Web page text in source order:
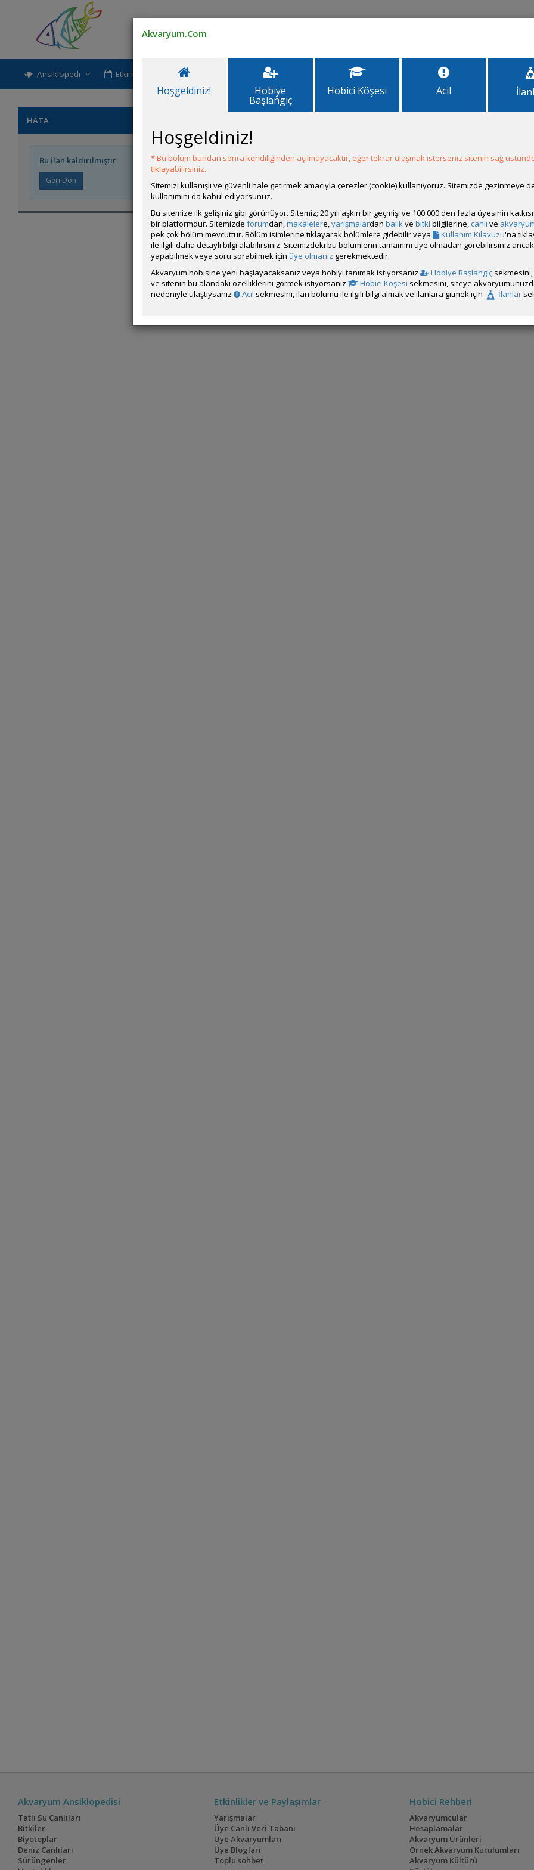
Ansiklopedi Etkinlik-Paylaşım İlanlar Forum
HATA
Bu ilan kaldırılmıştır.
Akvaryum Ansiklopedisi
Tatlı Su Canlıları
Bitkiler
Biyotoplar
Deniz Canlıları
Sürüngenler
Etkinlikler ve Paylaşımlar
Yarışmalar
Üye Canlı Veri Tabanı
Üye Akvaryumları
Üye Blogları
Toplu sohbet
Hobici Rehberi
Akvaryumcular
Hesaplamalar
Akvaryum Ürünleri
Örnek Akvaryum Kurulumları
Akvaryum Kültürü
Akvaryum.Com
Hoşgeldiniz! Hobiye
Başlangıç
Hobici Köşesi Acil
Hoşgeldiniz!
* Bu bölüm bundan sonra kendiliğinden açılmayacaktır, eğer tekrar ulaşmak isterseniz sitenin sağ
tıklayabilirsiniz.
Sitemizi kullanışlı ve güvenli hale getirmek amacıyla çerezler (cookie) kullanıyoruz. Sitemizde gezinmeye
kullanımını da kabul ediyorsunuz.
Bu sitemize ilk gelişiniz gibi görünüyor. Sitemiz; 20 yılı aşkın bir geçmişi ve 100.000'den fazla üyesinin
bir platformdur. Sitemizde forumdan,makalelere,yarışmalardan balıkve bitki bilgilerine, canlı ve
pek çok bölüm mevcuttur. Bölüm isimlerine tıklayarak bölümlere gidebilir veya
Kullanım Kılavuzu'na
ile ilgili daha detaylı bilgi alabilirsiniz. Sitemizdeki bu bölümlerin tamamını üye olmadan görebilirsiniz
yapabilmek veya soru sorabilmek için üye olmanız gerekmektedir.
Akvaryum hobisine yeni başlayacaksanız veya hobiyi tanımak istiyorsanız
Hobiye Başlangıç
ve sitenin bu alandaki özelliklerini görmek istiyorsanız
Hobici Köşesi sekmesini, siteye
nedeniyle ulaştıysanız
Acil sekmesini, ilan bölümü ile ilgili bilgi almak ve ilanlara gitmek için İlanlar